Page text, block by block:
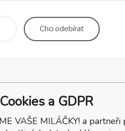
Chciodebírat
Obchodní, dodací a platební
podmínky, ochrana osobních
údajů
Odstoupení od smlouvy
Cookies a GDPR
VAŠE MILÁČKY! a